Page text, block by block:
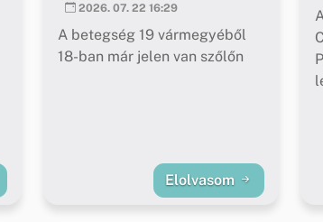
2026. 07. 22 16:29
A betegség 19 vármegyéből
18-ban már jelen van szőlőn
Elolvasom